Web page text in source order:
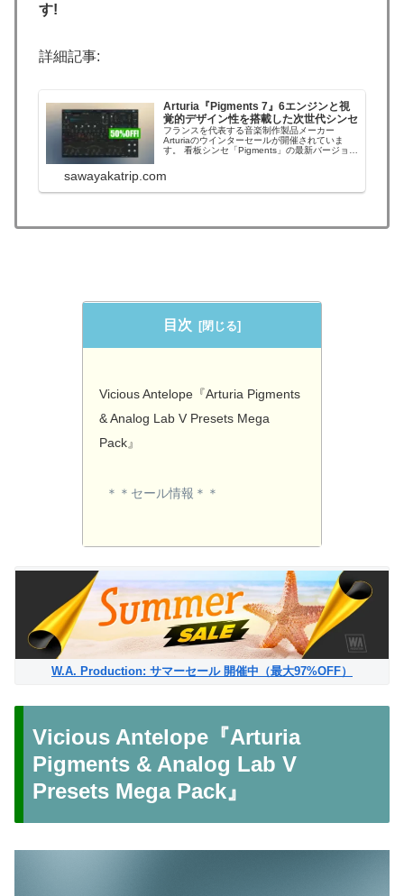
す!
詳細記事:
Arturia『Pigments 7』6エンジンと視
覚的デザイン性を搭載した次世代シンセ
フランスを代表する音楽制作製品メーカー
Arturiaのウインターセールが開催されていま
す。 看板シンセ「Pigments」の最新バージョン
いやすさ、様々な音楽制作に使える汎用性の高
sawayakatrip.com
目次
Vicious Antelope『Arturia Pigments
& Analog Lab V Presets Mega
Pack』
＊＊セール情報＊＊
W.A. Production: サマーセール 開催中（最大97%OFF）
Vicious Antelope『Arturia
Pigments & Analog Lab V
Presets Mega Pack』